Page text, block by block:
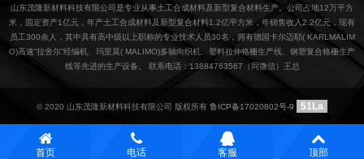
山东茂隆新材料科技有限公司是专业从事土工合成材料及新型复合材料生产。公司占地12万平方
米，固定资产1亿元，年产土工合成材料及新型复合材料1.2亿平方米，年销售收入2.2亿元，现有
员工300余人，其中具有高中级以上职称的专业技术人员30名，拥有德国卡尔迈耶( KARLMALIM
O)高速“拉舍尔”经编机、玛里莫( MALIMO)多轴向织机、塑料拉伸格栅生产线、钢塑复合格栅生产
线等先进的生产设备。 联系电话：13884763567（同微信）王总
© 2020 山东茂隆新材料科技有限公司 版权所有 鲁ICP备17020802号-9 51La
首页 电话 客服 顶部